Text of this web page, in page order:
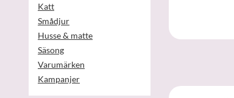
Katt
Smådjur
Husse & matte
Säsong
Varumärken
Kampanjer